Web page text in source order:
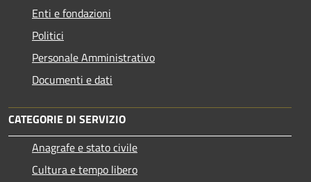
Enti e fondazioni
Politici
Personale Amministrativo
Documenti e dati
CATEGORIE DI SERVIZIO
Anagrafe e stato civile
Cultura e tempo libero